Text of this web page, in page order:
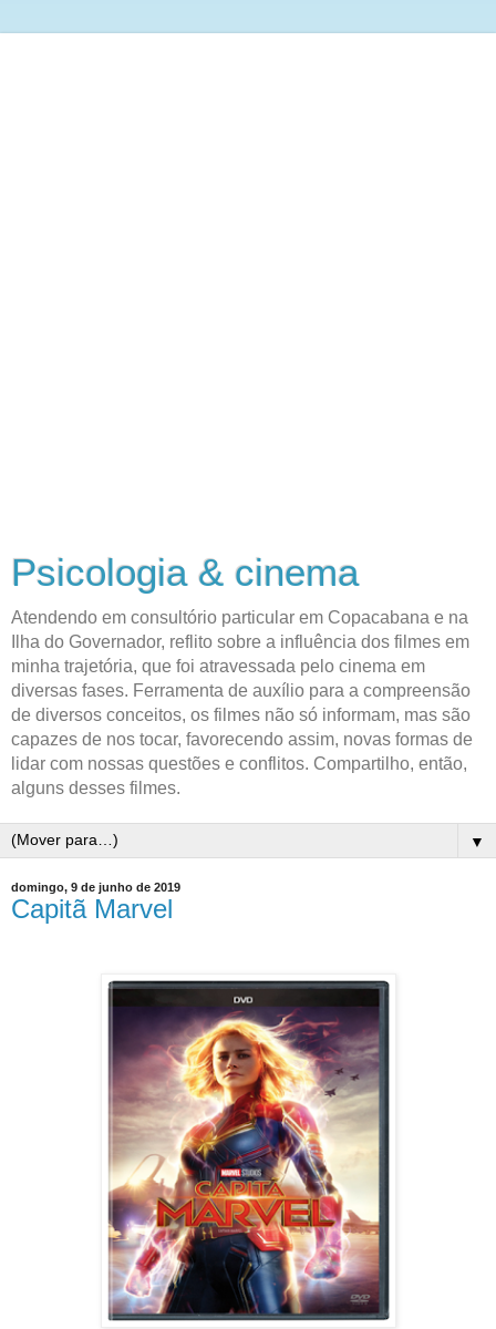
Psicologia & cinema
Atendendo em consultório particular em Copacabana e na
Ilha do Governador, reflito sobre a influência dos filmes em
minha trajetória, que foi atravessada pelo cinema em
diversas fases. Ferramenta de auxílio para a compreensão
de diversos conceitos, os filmes não só informam, mas são
capazes de nos tocar, favorecendo assim, novas formas de
lidar com nossas questões e conflitos. Compartilho, então,
alguns desses filmes.
▼
domingo, 9 de junho de 2019
Capitã Marvel